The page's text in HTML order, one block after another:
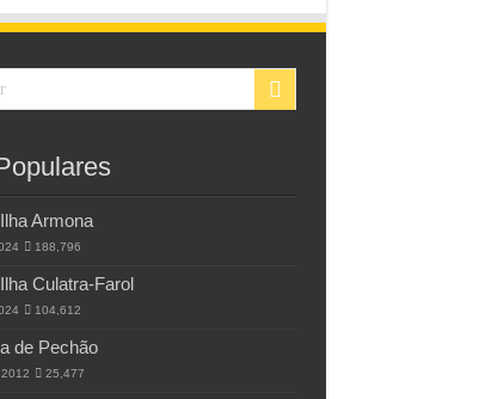
Armona
188,796
Culatra-Farol
104,612
de Pechão
25,477